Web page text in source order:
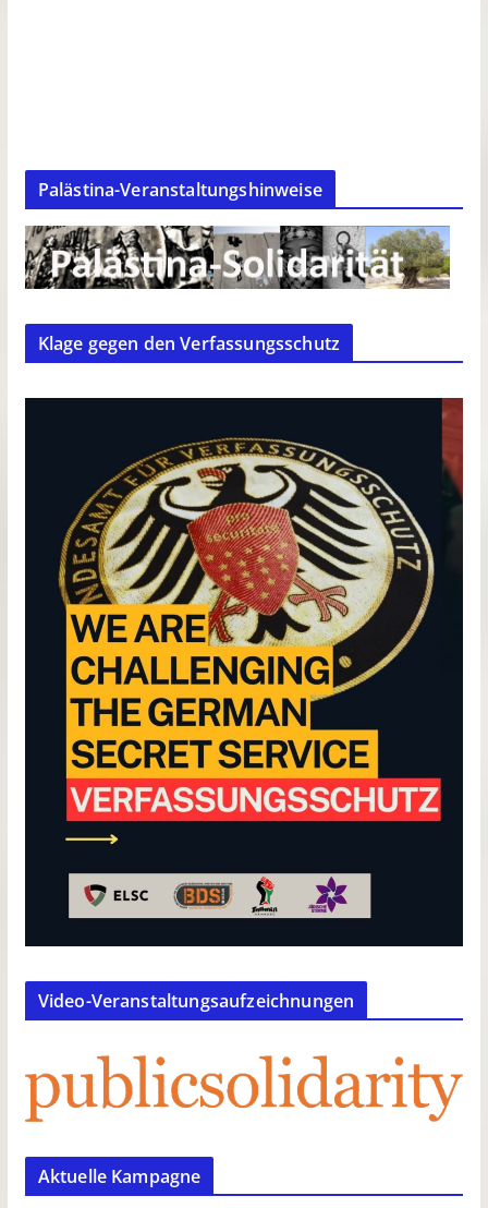
Palästina-Veranstaltungshinweise
Klage gegen den Verfassungsschutz
Video-Veranstaltungsaufzeichnungen
Aktuelle Kampagne